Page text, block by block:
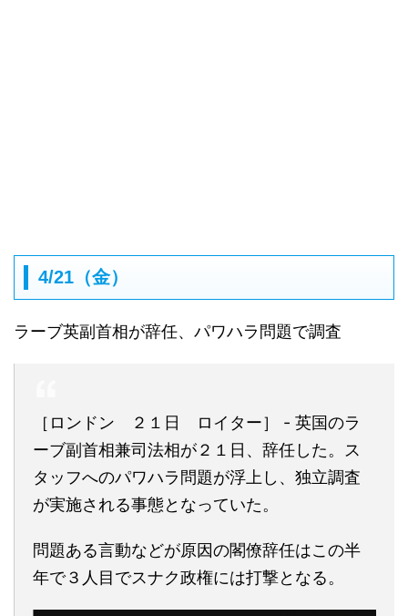
4/21（金）
ラーブ英副首相が辞任、パワハラ問題で調査
［ロンドン ２１日 ロイター］ - 英国のラ
ーブ副首相兼司法相が２１日、辞任した。ス
タッフへのパワハラ問題が浮上し、独立調査
が実施される事態となっていた。
問題ある言動などが原因の閣僚辞任はこの半
年で３人目でスナク政権には打撃となる。